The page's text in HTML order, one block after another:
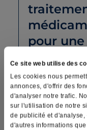
Ce site web utilise des
Les cookies nous
annonces, d'offrir des
d'analyser notre trafic.
sur l'utilisation de notre
de publicité et
d'autres informations
pour une
femme?
Quels